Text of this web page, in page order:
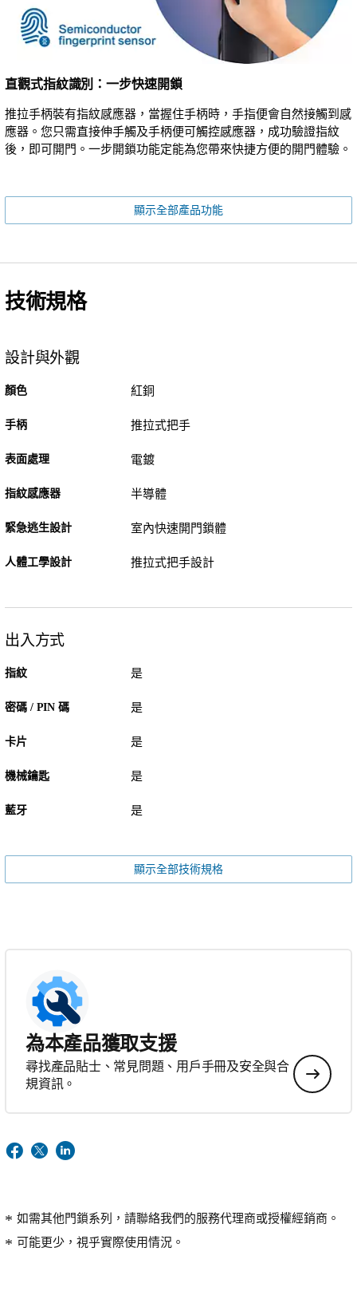
直觀式指紋識別：一步快速開鎖
推拉手柄裝有指紋感應器，當握住手柄時，手指便會自然接觸到感
應器。您只需直接伸手觸及手柄便可觸控感應器，成功驗證指紋
後，即可開門。一步開鎖功能定能為您帶來快捷方便的開門體驗。
顯示全部產品功能
技術規格
設計與外觀
顏色 紅銅
手柄 推拉式把手
表面處理 電鍍
指紋感應器 半導體
緊急逃生設計 室內快速開門鎖體
人體工學設計 推拉式把手設計
出入方式
指紋 是
密碼 / PIN 碼 是
卡片 是
機械鑰匙 是
藍牙 是
顯示全部技術規格
為本產品獲取支援
尋找產品貼士、常見問題、用戶手冊及安全與合
規資訊。
如需其他門鎖系列，請聯絡我們的服務代理商或授權經銷商。
可能更少，視乎實際使用情況。